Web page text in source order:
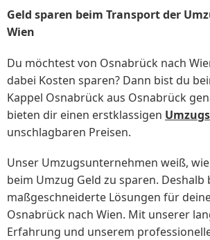
Geld sparen beim Transport der
Wien
Du möchtest von Osnabrück nach
dabei Kosten sparen? Dann bist du
Kappel Osnabrück aus Osnabrück
bieten dir einen erstklassigen
unschlagbaren Preisen.
Unser Umzugsunternehmen weiß,
beim Umzug Geld zu sparen.
maßgeschneiderte Lösungen für
Osnabrück nach Wien. Mit unserer
Erfahrung und unserem